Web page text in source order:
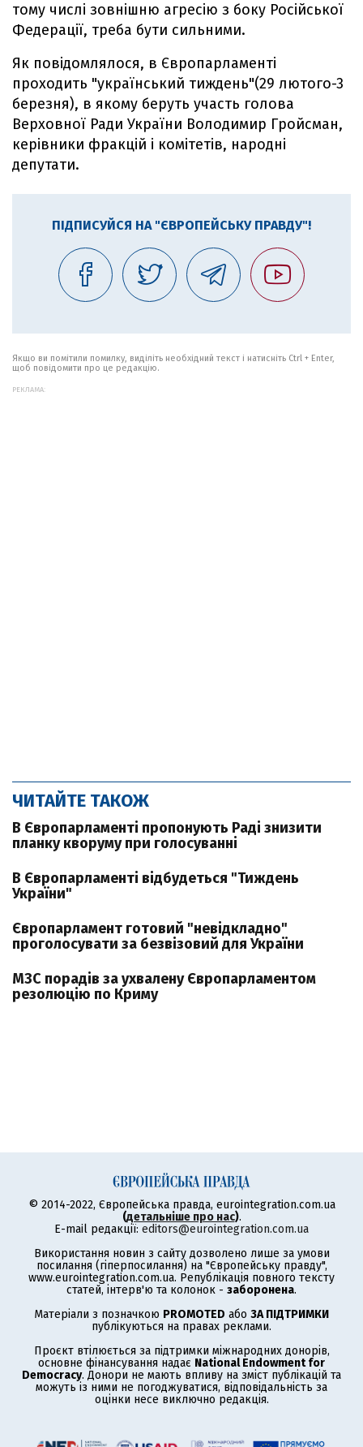
тому числі зовнішню агресію з боку Російської
Федерації, треба бути сильними.
Як повідомлялося, в Європарламенті
проходить "український тиждень"(29 лютого-3
березня), в якому беруть участь голова
Верховної Ради України Володимир Гройсман,
керівники фракцій і комітетів, народні
депутати.
ПІДПИСУЙСЯ НА "ЄВРОПЕЙСЬКУ ПРАВДУ"!
Якщо ви помітили помилку, виділіть необхідний текст і натисніть Ctrl + Enter,
щоб повідомити про це редакцію.
РЕКЛАМА:
ЧИТАЙТЕ ТАКОЖ
В Європарламенті пропонують Раді знизити
планку кворуму при голосуванні
В Європарламенті відбудеться "Тиждень
України"
Європарламент готовий "невідкладно"
проголосувати за безвізовий для України
МЗС порадів за ухвалену Європарламентом
резолюцію по Криму
© 2014-2022, Європейська правда, eurointegration.com.ua
(детальніше про нас).
E-mail редакції: editors@eurointegration.com.ua
Використання новин з сайту дозволено лише за умови
посилання (гіперпосилання) на "Європейську правду",
www.eurointegration.com.ua. Републікація повного тексту
статей, інтерв'ю та колонок - заборонена.
Матеріали з позначкою PROMOTED або ЗА ПІДТРИМКИ
публікуються на правах реклами.
Проєкт втілюється за підтримки міжнародних донорів,
основне фінансування надає National Endowment for
Democracy. Донори не мають впливу на зміст публікацій та
можуть із ними не погоджуватися, відповідальність за
оцінки несе виключно редакція.